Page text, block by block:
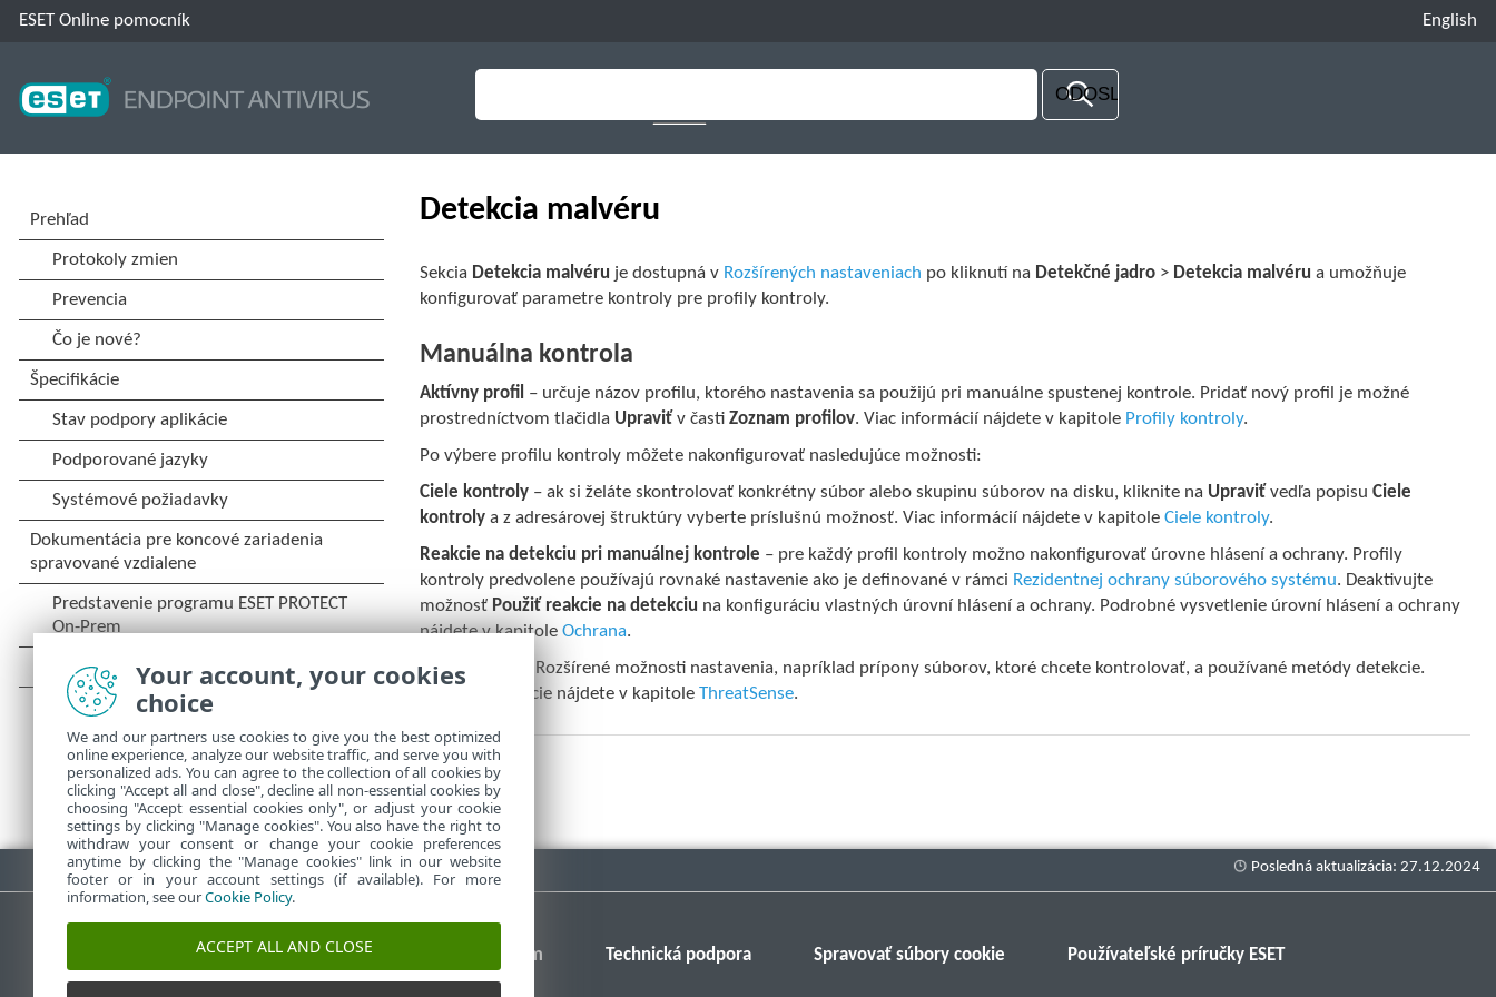
ESET Online pomocník English
Detekcia malvéru
Sekcia Detekcia malvéru je dostupná v Rozšírených nastaveniach po kliknutí na Detekčné jadro > Detekcia malvéru a umožňuje
konfigurovať parametre kontroly pre profily kontroly.
Manuálna kontrola
Aktívny profil – určuje názov profilu, ktorého nastavenia sa použijú pri manuálne spustenej kontrole. Pridať nový profil je možné
prostredníctvom tlačidla Upraviť v častiZoznam profilov. Viac informácií nájdete v kapitole Profily kontroly.
Po výbere profilu kontroly môžete nakonfigurovať nasledujúce možnosti:
Ciele kontroly – ak si želáte skontrolovať konkrétny súbor alebo skupinu súborov na disku, kliknite na Upraviť vedľa popisuCiele
kontroly a z adresárovej štruktúry vyberte príslušnú možnosť. Viac informácií nájdete v kapitoleCiele kontroly.
Reakcie na detekciu pri manuálnej kontrole – pre každý profil kontroly možno nakonfigurovať úrovne hlásení a ochrany. Profily
kontroly predvolene používajú rovnaké nastavenie ako je definované v rámci Rezidentnej ochrany súborového systému. Deaktivujte
možnosť Použiť reakcie na detekciu na konfiguráciu vlastných úrovní hlásení a ochrany. Podrobné vysvetlenie úrovní hlásení a ochrany
nájdete v kapitoleOchrana.
ThreatSense
– Rozšírené možnosti nastavenia, napríklad prípony súborov, ktoré chcete kontrolovať, a používané metódy detekcie.
Ďalšie informácie nájdete v kapitoleThreatSense.
Stiahnuť PDF
Databáza znalostí ESET ESET Fórum Technická podpora Spravovať súbory cookie Používateľské príručky ESET
Your account, your cookies
choice
We and our partners use cookies to give you the best optimized
online experience, analyze our website traffic, and serve you with
personalized ads. You can agree to the collection of all cookies by
clicking "Accept all and close", decline all non-essential cookies by
choosing "Accept essential cookies only", or adjust your cookie
settings by clicking "Manage cookies". You also have the right to
withdraw your consent or change your cookie preferences
anytime by clicking the "Manage cookies" link in our website
footer or in your account settings (if available). For more
information, see ourCookie Policy.
ACCEPT ALL AND CLOSE